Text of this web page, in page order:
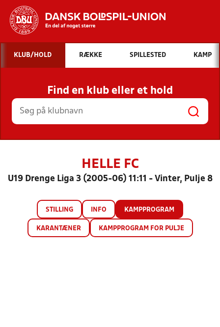
Hvad vil du søge efter?
INDHOLD OG NYHEDER
STILLINGER, RESULTATER, KLUBBER OG
HOLD
KLUB/HOLD RÆKKE SPILLESTED KAMP
Find en klub eller et hold
HELLE FC
U19 Drenge Liga 3 (2005-06) 11:11 - Vinter, Pulje 8
STILLING INFO KAMPPROGRAM
KARANTÆNER KAMPPROGRAM FOR PULJE